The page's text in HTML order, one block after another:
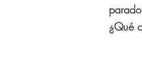
¿Qué